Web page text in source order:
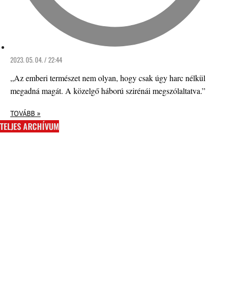
2023. 05. 04. / 22:44
„Az emberi természet nem olyan, hogy csak úgy harc nélkül
megadná magát. A közelgő háború szirénái megszólaltatva.”
TOVÁBB »
TELJES ARCHÍVUM